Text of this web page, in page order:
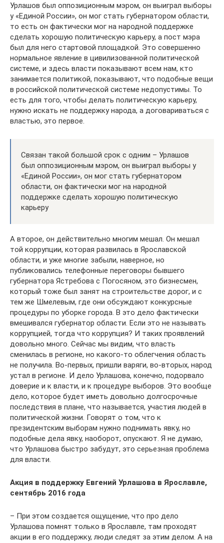
Урлашов был оппозиционным мэром, он выиграл выборы
у «Единой России», он мог стать губернатором области,
то есть он фактически мог на народной поддержке
сделать хорошую политическую карьеру, а пост мэра
был для него стартовой площадкой. Это совершенно
нормальное явление в цивилизованной политической
системе, и здесь власти показывают всем нам, кто
занимается политикой, показывают, что подобные вещи
в российской политической системе недопустимы. То
есть для того, чтобы делать политическую карьеру,
нужно искать не поддержку народа, а договариваться с
властью, это первое.
Связан такой большой срок с одним – Урлашов
был оппозиционным мэром, он выиграл выборы у
«Единой России», он мог стать губернатором
области, он фактически мог на народной
поддержке сделать хорошую политическую
карьеру
А второе, он действительно многим мешал. Он мешал
той коррупции, которая развилась в Ярославской
области, и уже многие забыли, наверное, но
публиковались телефонные переговоры бывшего
губернатора Ястребова с Погосяном, это бизнесмен,
который тоже был занят на строительстве дорог, и с
тем же Шмелевым, где они обсуждают конкурсные
процедуры по уборке города. В это дело фактически
вмешивался губернатор области. Если это не называть
коррупцией, тогда что коррупция? И таких проявлений
довольно много. Сейчас мы видим, что власть
сменилась в регионе, но какого-то облегчения область
не получила. Во-первых, пришли варяги, во-вторых, народ
устал в регионе. И дело Урлашова, конечно, подорвало
доверие и к власти, и к процедуре выборов. Это вообще
дело, которое будет иметь довольно долгосрочные
последствия в плане, что называется, участия людей в
политической жизни. Говорят о том, что к
президентским выборам нужно поднимать явку, но
подобные дела явку, наоборот, опускают. Я не думаю,
что Урлашова быстро забудут, это серьезная проблема
для власти.
Акция в поддержку Евгений Урлашова в Ярославле,
сентябрь 2016 года
– При этом создается ощущение, что про дело
Урлашова помнят только в Ярославле, там проходят
акции в его поддержку, люди следят за этим делом. А на